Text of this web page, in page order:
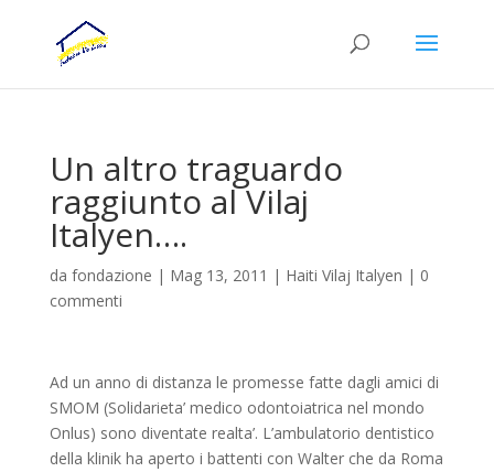
Un altro traguardo
raggiunto al Vilaj
Italyen….
da fondazione | Mag 13, 2011 | Haiti Vilaj Italyen | 0
commenti
Ad un anno di distanza le promesse fatte dagli amici di
SMOM (Solidarieta’ medico odontoiatrica nel mondo
Onlus) sono diventate realta’. L’ambulatorio dentistico
della klinik ha aperto i battenti con Walter che da Roma